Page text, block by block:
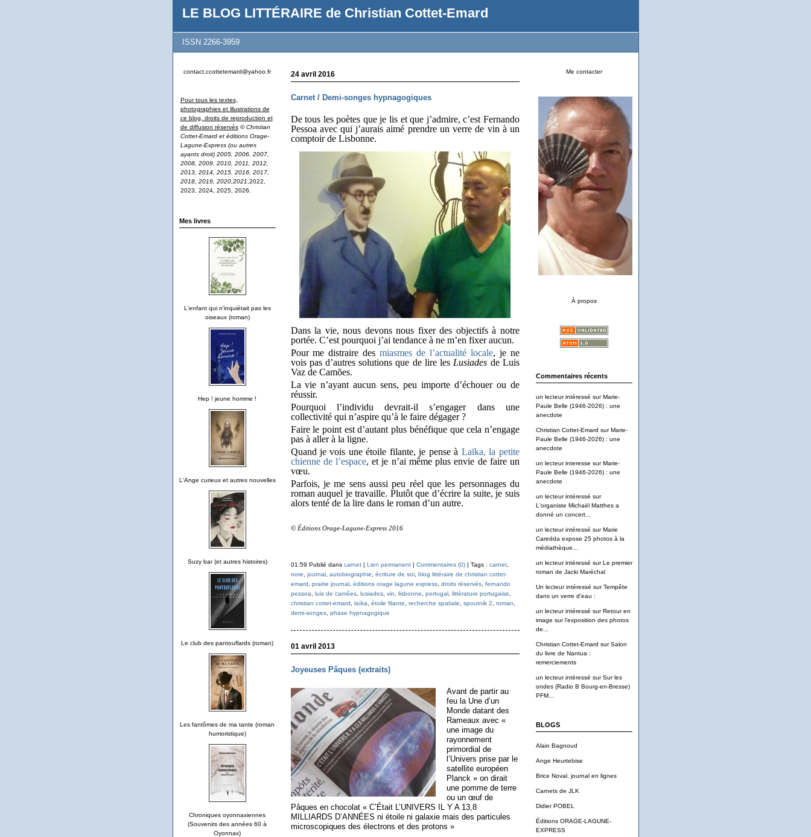
LE BLOG LITTÉRAIRE de Christian Cottet-Emard
ISSN 2266-3959
contact.ccottetemard@yahoo.fr
Pour tous les textes,
photographies et illustrations de
ce blog, droits de reproduction et
de diffusion réservés © Christian
Cottet-Emard et éditions Orage-
Lagune-Express (ou autres
ayants droit) 2005, 2006, 2007,
2008, 2009, 2010, 2011, 2012,
2013, 2014, 2015, 2016, 2017,
2018, 2019, 2020,2021 ,2022,
2023, 2024, 2025, 2026.
Mes livres
L'enfant qui n'inquiétait pas les
oiseaux (roman)
Hep ! jeune homme !
L'Ange curieux et autres nouvelles
Suzy bar (et autres histoires)
Le club des pantouflards (roman)
Les fantômes de ma tante (roman
humoristique)
Chroniques oyonnaxiennes
(Souvenirs des années 60 à
Oyonnax)
Me contacter
À propos
Commentaires récents
un lecteur intéressé surMarie-
Paule Belle (1946-2026) : une
anecdote
Christian Cottet-Emard surMarie-
Paule Belle (1946-2026) : une
anecdote
un lecteur interesse surMarie-
Paule Belle (1946-2026) : une
anecdote
un lecteur intéressé sur
L'organiste Michaël Matthes a
donné un concert...
un lecteur intéressé surMarie
Caredda expose 25 photos à la
médiathèque...
un lecteur intéressé surLe premier
roman de Jacki Maréchal
Un lecteur intéressé surTempête
dans un verre d'eau :
un lecteur intéressé surRetour en
image sur l'exposition des photos
de...
Christian Cottet-Emard surSalon
du livre de Nantua :
remerciements
un lecteur intéressé surSur les
ondes (Radio B Bourg-en-Bresse)
PFM...
BLOGS
Alain Bagnoud
Ange Heurtebise
Brice Noval, journal en lignes
Carnets de JLK
Didier POBEL
Éditions ORAGE-LAGUNE-
EXPRESS
24 avril 2016
Carnet / Demi-songes hypnagogiques
De tous les poètes que je lis et que j’admire, c’est Fernando
Pessoa avec qui j’aurais aimé prendre un verre de vin à un
comptoir de Lisbonne.
Dans la vie, nous devons nous fixer des objectifs à notre
portée. C’est pourquoi j’ai tendance à ne m’en fixer aucun.
Pour me distraire desmiasmes de l’actualité locale, je ne
vois pas d’autres solutions que de lire les Lusiades de Luis
Vaz de Camões.
La vie n’ayant aucun sens, peu importe d’échouer ou de
réussir.
Pourquoi l’individu devrait-il s’engager dans une
collectivité qui n’aspire qu’à le faire dégager ?
Faire le point est d’autant plus bénéfique que cela n’engage
pas à aller à la ligne.
Quand je vois une étoile filante, je pense à Laïka, la petite
chienne de l’espace, et je n’ai même plus envie de faire un
vœu.
Parfois, je me sens aussi peu réel que les personnages du
roman auquel je travaille. Plutôt que d’écrire la suite, je suis
alors tenté de la lire dans le roman d’un autre.
© Éditions Orage-Lagune-Express 2016
01:59 Publié dans carnet| Lien permanent| Commentaires (0)| Tags : carnet,
note
journal, autobiographie écriture de soi, blog littéraire de christian cottet-
emard
prairie journal, éditions orage lagune express, droits réservés, fernando
pessoa
luis de camões, lusiades, vin lisbonne portugal, littérature portugaise
christian cottet-emard
laïka étoile filante recherche spatiale spoutnik 2 roman
demi-songes, phase hypnagogique
01 avril 2013
Joyeuses Pâques (extraits)
Avant de partir au
feu la Une d’un
Monde datant des
Rameaux avec «
une image du
rayonnement
primordial de
l’Univers prise par le
satellite européen
Planck » on dirait
une pomme de terre
ou un œuf de
Pâques en chocolat « C’Était L’UNIVERS IL Y A 13,8
MILLIARDS D’ANNÉES ni étoile ni galaxie mais des particules
microscopiques des électrons et des protons »